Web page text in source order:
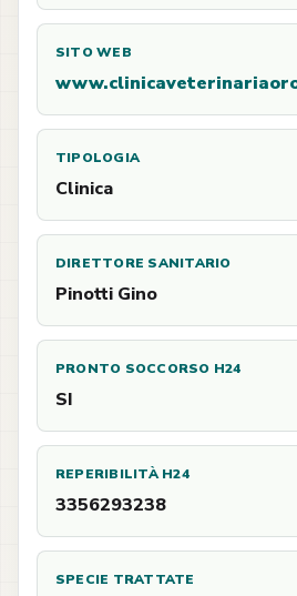
SITO WEB
TIPOLOGIA
Clinica
DIRETTORE SANITARIO
Pinotti Gino
PRONTO SOCCORSO H24
SI
REPERIBILITÀ H24
3356293238
SPECIE TRATTATE